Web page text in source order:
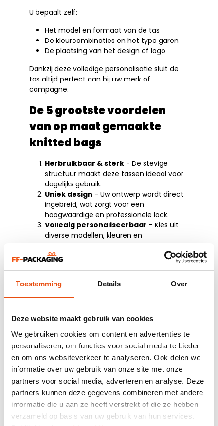
Toestemming Details Over
Deze website maakt gebruik van cookies
We gebruiken cookies om content en advertenties te
personaliseren, om functies voor social media te bieden
en om ons websiteverkeer te analyseren. Ook delen we
informatie over uw gebruik van onze site met onze
partners voor social media, adverteren en analyse. Deze
partners kunnen deze gegevens combineren met andere
informatie die u aan ze heeft verstrekt of die ze hebben
verzameld op basis van uw gebruik van hun services.
U bepaalt zelf:
Het model en formaat van de tas
De kleurcombinaties en het type garen
De plaatsing van het design of logo
Dankzij deze volledige personalisatie sluit de
tas altijd perfect aan bij uw merk of
campagne.
De 5 grootste voordelen
van op maat gemaakte
knitted bags
Herbruikbaar & sterk - De stevige
structuur maakt deze tassen ideaal voor
dagelijks gebruik.
Uniek design - Uw ontwerp wordt direct
ingebreid, wat zorgt voor een
hoogwaardige en professionele look.
Volledig personaliseerbaar - Kies uit
diverse modellen, kleuren en
afwerkingen.
Sterke merkversterking
- De tas is een
Duurzaam en modieus
- Knitted bags
sluiten aan bij de trend van slow fashion